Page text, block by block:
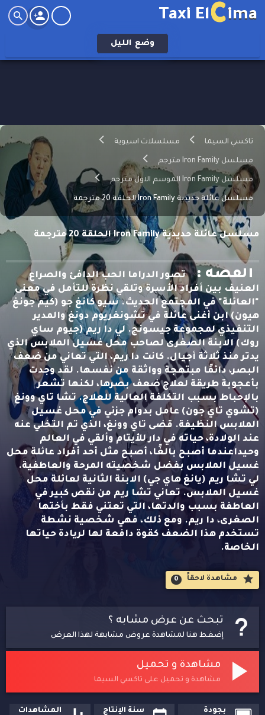
Taxi ElCima
وضع الليل
تاكسي السيما مسلسلات اسيوية
مسلسل Iron Family مترجم
مسلسل Iron Family الموسم الاول مترجم
مسلسل عائلة حديدية Iron Family الحلقة 20 مترجمة
مسلسل عائلة حديدية Iron Family الحلقة 20 مترجمة
القصه : تصور الدراما الحب الدافئ والصراع
العنيف بين أفراد الأسرة وتلقي نظرة للتأمل في معنى
"العائلة" في المجتمع الحديث. سيو كانغ جو (كيم جونغ
هيون) ابن أغنى عائلة في تشونغريوم دونغ والمدير
التنفيذي لمجموعة جيسونج. لي دا ريم (جيوم ساي
روك) الابنة الصغرى لصاحب محل غسيل الملابس الذي
يدتر منذ ثلاثة أجيال. كانت دا ريم، التي تعاني من ضعف
البصر، دائمًا مبتهجة وواثقة من نفسها. لقد وجدت
بأعجوبة طريقة لعلاج ضعف بصرها، لكنها تشعر
بالإحباط بسبب التكلفة العالية للعلاج. تشا تاي وونغ
(تشوي تاي جون) عامل بدوام جزئي في محل غسيل
الملابس النظيفة. قضى تاي وونغ، الذي تم التخلي عنه
عند الولادة، حياته في دار للأيتام وألقي في العالم
وحيداعندما أصبح بالغًا، أصبح مثل أحد أفراد عائلة محل
غسيل الملابس بفضل شخصيته المرحة والعاطفية.
لي تشا ريم (يانغ هاي جي) الابنة الثانية لعائلة محل
غسيل الملابس. تعاني تشا ريم من نقص كبير في
العاطفة بسبب والدتها، التي تعتني فقط بأختها
الصغرى، دا ريم. ومع ذلك، فهي شخصية نشطة
تستخدم هذا الضعف كقوة دافعة لها لريادة حياتها
الخاصة.
مشاهدة لاحقاََ 0
تبحث عن عرض مشابه ؟
إضغط هنا لمشاهدة عروض مشابهة لهذا العرض
مشاهدة و تحميل
مشاهدة و تحميل على تاكسي السيما
بجودة
سنة الإنتاج
المشاهدات